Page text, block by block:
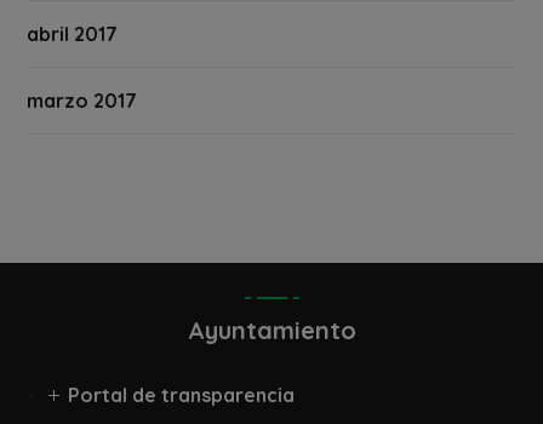
abril 2017
marzo 2017
Ayuntamiento
Portal de transparencia